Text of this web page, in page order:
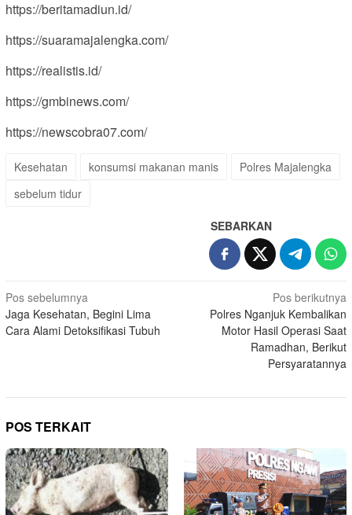
https://beritamadiun.id/
https://suaramajalengka.com/
https://realistis.id/
https://gmbinews.com/
https://newscobra07.com/
Kesehatan konsumsi makanan manis
Polres Majalengka
sebelum tidur
SEBARKAN
Navigasi
pos
Pos sebelumnya
Jaga Kesehatan, Begini Lima
Cara Alami Detoksifikasi Tubuh
Pos berikutnya
Polres Nganjuk Kembalikan
Motor Hasil Operasi Saat
Ramadhan, Berikut
Persyaratannya
POS TERKAIT